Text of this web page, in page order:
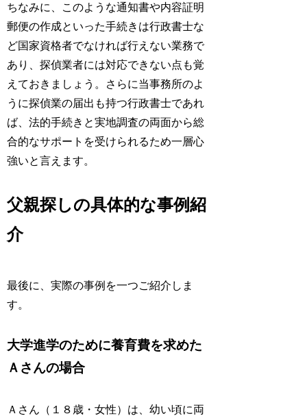
ちなみに、このような通知書や内容証明
郵便の作成といった手続きは行政書士な
ど国家資格者でなければ行えない業務で
あり、探偵業者には対応できない点も覚
えておきましょう。さらに当事務所のよ
うに探偵業の届出も持つ行政書士であれ
ば、法的手続きと実地調査の両面から総
合的なサポートを受けられるため一層心
強いと言えます。
父親探しの具体的な事例紹
介
最後に、実際の事例を一つご紹介しま
す。
大学進学のために養育費を求めた
Ａさんの場合
Ａさん（１８歳・女性）は、幼い頃に両